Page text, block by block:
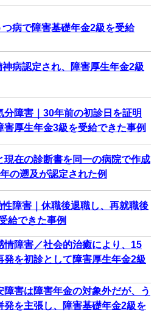
病で障害基礎年金2級を受給
病認定され、障害厚生年金2級
分障害｜30年前の初診日を証明
害厚生年金3級を受給できた事例
現在の診断書を同一の病院で作成
の遡及が認定された例
障害｜休職後退職し、再就職後
給できた事例
情障害／社会的治癒により、15
発を初診として障害厚生年金2級
障害は障害年金の対象外だが、う
発を主張し、障害基礎年金2級を